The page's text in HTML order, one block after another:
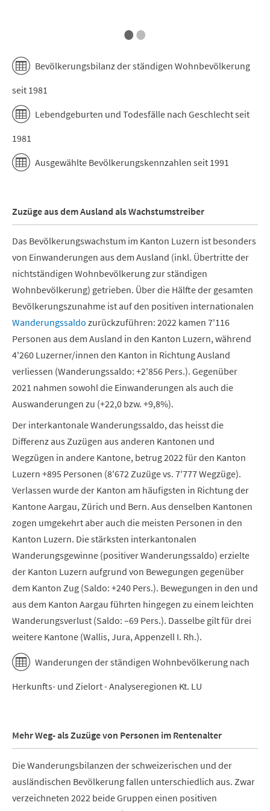
••
Bevölkerungsbilanz der ständigen Wohnbevölkerung
seit 1981
Lebendgeburten und Todesfälle nach Geschlecht seit
1981
Ausgewählte Bevölkerungskennzahlen seit 1991
Zuzüge aus dem Ausland als Wachstumstreiber
Das Bevölkerungswachstum im Kanton Luzern ist besonders
von Einwanderungen aus dem Ausland (inkl. Übertritte der
nichtständigen Wohnbevölkerung zur ständigen
Wohnbevölkerung) getrieben. Über die Hälfte der gesamten
Bevölkerungszunahme ist auf den positiven internationalen
Wanderungssaldo zurückzuführen: 2022 kamen 7'116
Personen aus dem Ausland in den Kanton Luzern, während
4'260 Luzerner/innen den Kanton in Richtung Ausland
verliessen (Wanderungssaldo: +2'856 Pers.). Gegenüber
2021 nahmen sowohl die Einwanderungen als auch die
Auswanderungen zu (+22,0 bzw. +9,8%).
Der interkantonale Wanderungssaldo, das heisst die
Differenz aus Zuzügen aus anderen Kantonen und
Wegzügen in andere Kantone, betrug 2022 für den Kanton
Luzern +895 Personen (8'672 Zuzüge vs. 7'777 Wegzüge).
Verlassen wurde der Kanton am häufigsten in Richtung der
Kantone Aargau, Zürich und Bern. Aus denselben Kantonen
zogen umgekehrt aber auch die meisten Personen in den
Kanton Luzern. Die stärksten interkantonalen
Wanderungsgewinne (positiver Wanderungssaldo) erzielte
der Kanton Luzern aufgrund von Bewegungen gegenüber
dem Kanton Zug (Saldo: +240 Pers.). Bewegungen in den und
aus dem Kanton Aargau führten hingegen zu einem leichten
Wanderungsverlust (Saldo: –69 Pers.). Dasselbe gilt für drei
weitere Kantone (Wallis, Jura, Appenzell I. Rh.).
Wanderungen der ständigen Wohnbevölkerung nach
Herkunfts- und Zielort - Analyseregionen Kt. LU
Mehr Weg- als Zuzüge von Personen im Rentenalter
Die Wanderungsbilanzen der schweizerischen und der
ausländischen Bevölkerung fallen unterschiedlich aus. Zwar
verzeichneten 2022 beide Gruppen einen positiven